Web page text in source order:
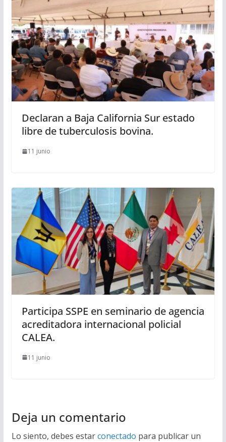
Declaran a Baja California Sur estado
libre de tuberculosis bovina.
11 junio
Participa SSPE en seminario de agencia
acreditadora internacional policial
CALEA.
11 junio
Deja un comentario
Lo siento, debes estarconectado para publicar un